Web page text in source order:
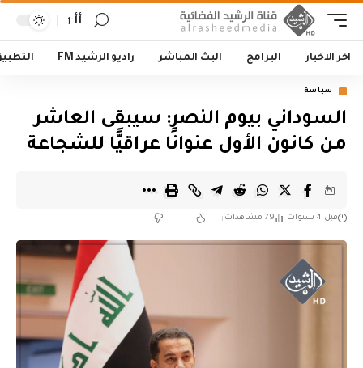
أأ
اخر الاخبار البرامج البث المباشر راديو الرشيد FM
سياسة
السوداني بيوم النصر: سيبقى العاشر
من كانون الأول عنوانًا عراقيًّا للشجاعة
قبل 4 سنوات 79 مشاهدات